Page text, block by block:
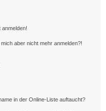
aber nicht mehr anmelden?!
in der Online-Liste auftaucht?